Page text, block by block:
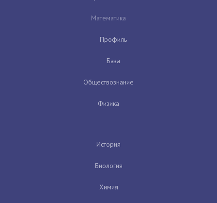
Математика
Профиль
База
Обществознание
Физика
История
Биология
Химия